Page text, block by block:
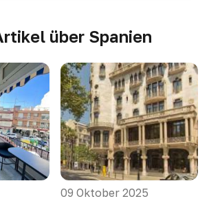
über Spanien
09 Oktober 2025